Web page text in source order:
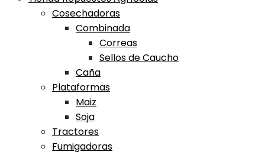
Cosechadoras
Combinada
Correas
Sellos de Caucho
Caña
Plataformas
Maiz
Soja
Tractores
Fumigadoras